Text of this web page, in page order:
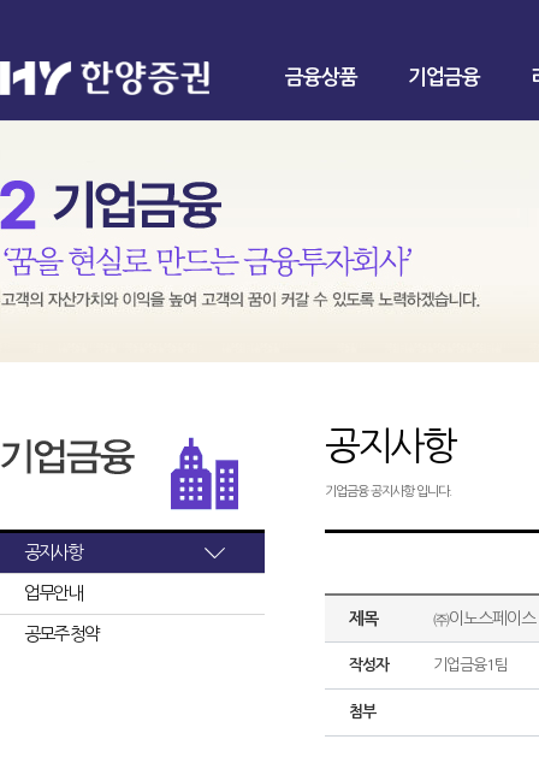
금융상품 기업금융
공지사항
업무안내
공모주 청약
공지사항
기업금융 공지사항 입니다.
제목 ㈜이노스페이스
작성자 기업금융1팀
첨부